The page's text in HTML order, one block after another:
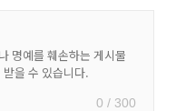
0 / 300